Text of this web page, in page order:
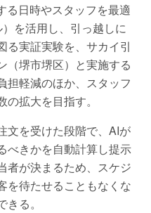
る日時やスタッフを最適
を活用し、引っ越しに
る実証実験を、サカイ引
（堺市堺区）と実施する
担軽減のほか、スタッフ
拡大を目指す。
文を受けた段階で、AIが
べきかを自動計算し提示
者が決まるため、スケジ
を待たせることもなくな
る。